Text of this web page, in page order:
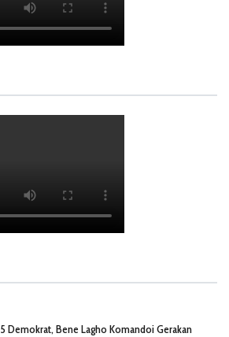
Demokrat, Bene Lagho Komandoi Gerakan